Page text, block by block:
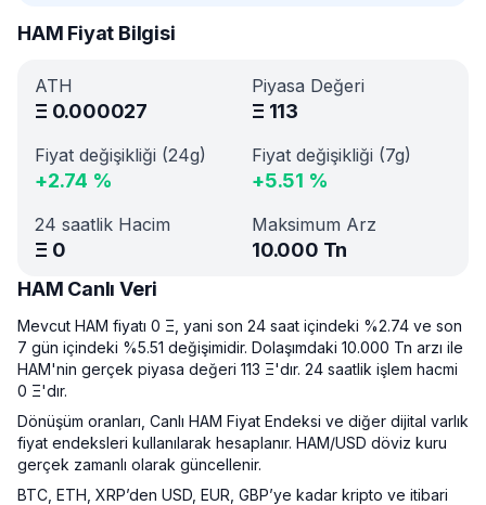
HAM Fiyat Bilgisi
ATH
Ξ 0.000027
Piyasa Değeri
Ξ 113
Fiyat değişikliği (24g)
+2.74 %
Fiyat değişikliği (7g)
+5.51 %
24 saatlik Hacim
Ξ 0
Maksimum Arz
10.000 Tn
HAM Canlı Veri
Mevcut HAM fiyatı 0 Ξ, yani son 24 saat içindeki %2.74 ve son
7 gün içindeki %5.51 değişimidir. Dolaşımdaki 10.000 Tn arzı ile
HAM'nin gerçek piyasa değeri 113 Ξ'dır. 24 saatlik işlem hacmi
0 Ξ'dır.
Dönüşüm oranları, Canlı HAM Fiyat Endeksi ve diğer dijital varlık
fiyat endeksleri kullanılarak hesaplanır. HAM/USD döviz kuru
gerçek zamanlı olarak güncellenir.
BTC, ETH, XRP’den USD, EUR, GBP’ye kadar kripto ve itibari